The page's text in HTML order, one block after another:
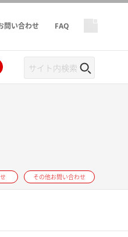
問い合わせ FAQ
その他お問い合わせ